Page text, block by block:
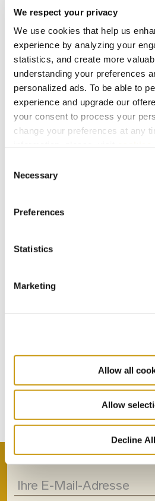
We respect your privacy
We use cookies that help us
experience by analyzing your
statistics, and create more
understanding your preferences
personalized ads. To be able to
experience and upgrade our
your consent to process your
change your preferences at any
Selection
Necessary
Preferences
Statistics
Marketing
Allow all
Allow
Decline All
AUSZEI-
& SIEGE
ABONNIEREN SIE
NEWSLETTER